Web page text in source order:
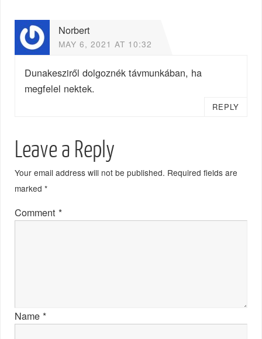
Norbert
MAY 6, 2021 AT 10:32
Dunakesziről dolgoznék távmunkában, ha
megfelel nektek.
REPLY
Leave a Reply
Your email address will not be published. Required fields are
marked*
Comment*
Name*